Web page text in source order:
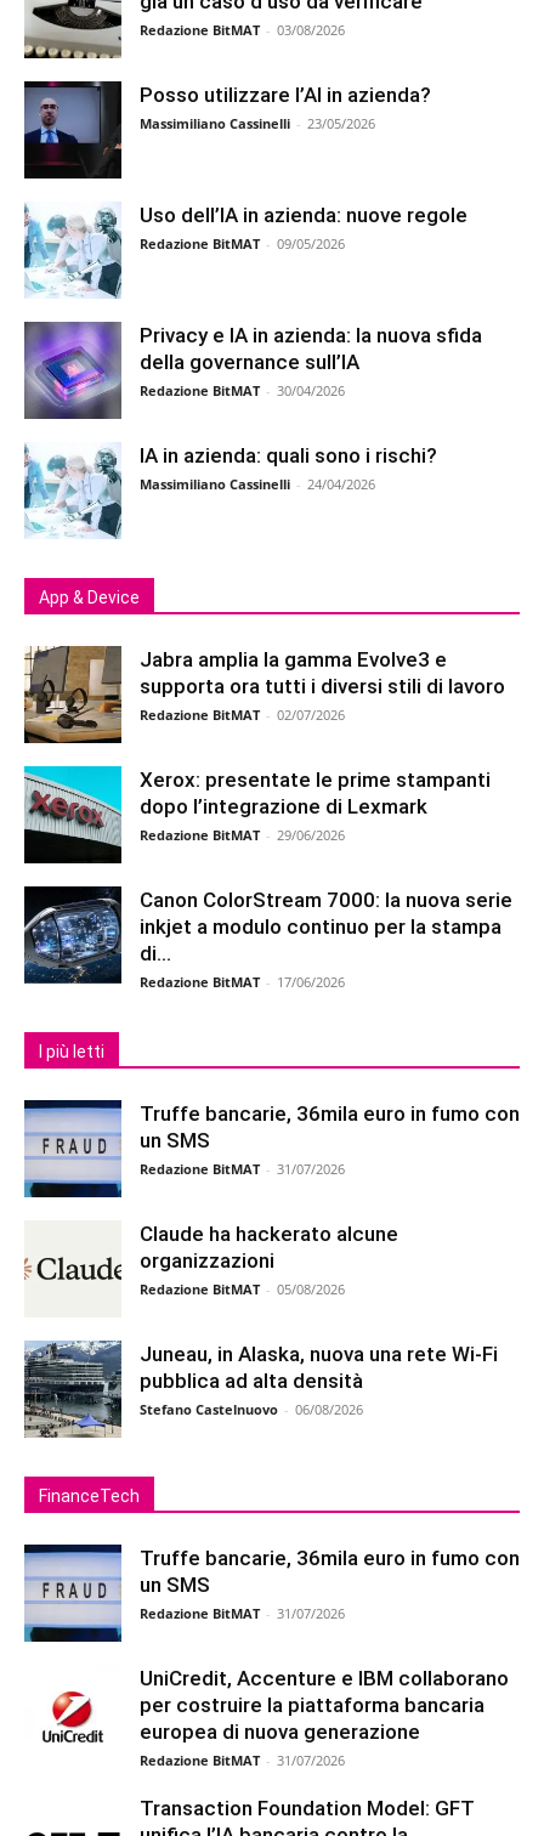
Redazione BitMAT - 03/08/2026
Posso utilizzare l’AI in azienda?
Massimiliano Cassinelli - 23/05/2026
Uso dell’IA in azienda: nuove regole
Redazione BitMAT - 09/05/2026
Privacy e IA in azienda: la nuova sfida
della governance sull’IA
Redazione BitMAT - 30/04/2026
IA in azienda: quali sono i rischi?
Massimiliano Cassinelli - 24/04/2026
App & Device
Jabra amplia la gamma Evolve3 e
supporta ora tutti i diversi stili di lavoro
Redazione BitMAT - 02/07/2026
Xerox: presentate le prime stampanti
dopo l’integrazione di Lexmark
Redazione BitMAT - 29/06/2026
Canon ColorStream 7000: la nuova serie
inkjet a modulo continuo per la stampa
di...
Redazione BitMAT - 17/06/2026
I più letti
Truffe bancarie, 36mila euro in fumo con
un SMS
Redazione BitMAT - 31/07/2026
Claude ha hackerato alcune
organizzazioni
Redazione BitMAT - 05/08/2026
Juneau, in Alaska, nuova una rete Wi-Fi
pubblica ad alta densità
Stefano Castelnuovo - 06/08/2026
FinanceTech
Truffe bancarie, 36mila euro in fumo con
un SMS
Redazione BitMAT - 31/07/2026
UniCredit, Accenture e IBM collaborano
per costruire la piattaforma bancaria
europea di nuova generazione
Redazione BitMAT - 31/07/2026
Transaction Foundation Model: GFT